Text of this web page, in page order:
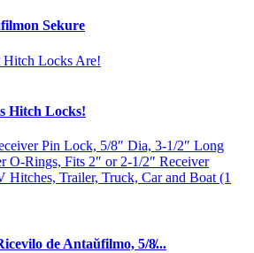
Sekure
Hitch Locks!
de Antaŭfilmo, 5/8̸...